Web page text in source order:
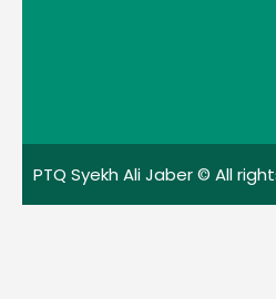
PTQ Syekh Ali Jaber © All